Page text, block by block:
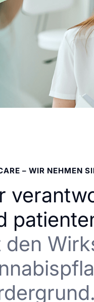
– WIR NEHMEN
den